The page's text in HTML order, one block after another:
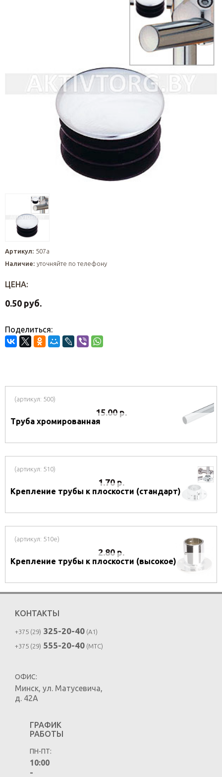
Артикул: 507a
Наличие: уточняйте по телефону
ЦЕНА:
0.50 руб.
Поделиться:
Труба хромированная
(артикул: 500)
15.00 р.
Крепление трубы к плоскости (стандарт)
(артикул: 510)
1.70 р.
Крепление трубы к плоскости (высокое)
(артикул: 510e)
2.80 р.
КОНТАКТЫ
+375 (29) 325-20-40 (A1)
+375 (29) 555-20-40 (MTC)
ОФИС:
Минск, ул. Матусевича,
д. 42А
ГРАФИК
РАБОТЫ
ПН-ПТ:
10:00
-